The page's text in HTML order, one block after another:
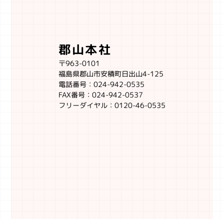
郡山本社
〒963-0101
福島県郡山市安積町日出山4-125
電話番号：024-942-0535
FAX番号：024-942-0537
フリーダイヤル：0120-46-0535